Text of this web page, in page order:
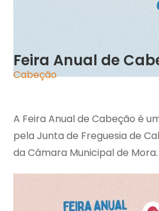
Feira Anual de
Cabeção
A Feira Anual de Cabeção é
pela Junta de Freguesia de
da Câmara Municipal de Mora.